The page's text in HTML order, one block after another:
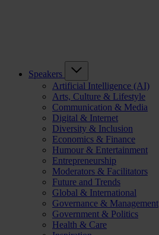
Speakers
Artificial Intelligence (AI)
Arts, Culture & Lifestyle
Communication & Media
Digital & Internet
Diversity & Inclusion
Economics & Finance
Humour & Entertainment
Entrepreneurship
Moderators & Facilitators
Future and Trends
Global & International
Governance & Management
Government & Politics
Health & Care